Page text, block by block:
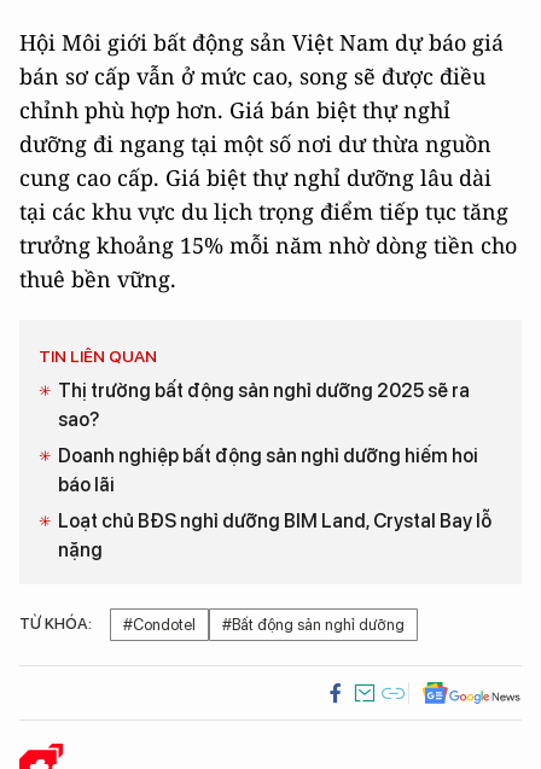
Hội Môi giới bất động sản Việt Nam dự báo giá
bán sơ cấp vẫn ở mức cao, song sẽ được điều
chỉnh phù hợp hơn. Giá bán biệt thự nghỉ
dưỡng đi ngang tại một số nơi dư thừa nguồn
cung cao cấp. Giá biệt thự nghỉ dưỡng lâu dài
tại các khu vực du lịch trọng điểm tiếp tục tăng
trưởng khoảng 15% mỗi năm nhờ dòng tiền cho
thuê bền vững.
TIN LIÊN QUAN
Thị trường bất động sản nghỉ dưỡng 2025 sẽ ra
sao?
Doanh nghiệp bất động sản nghỉ dưỡng hiếm hoi
báo lãi
Loạt chủ BĐS nghỉ dưỡng BIM Land, Crystal Bay lỗ
nặng
TỪ KHÓA: #Condotel #Bất động sản nghỉ dưỡng